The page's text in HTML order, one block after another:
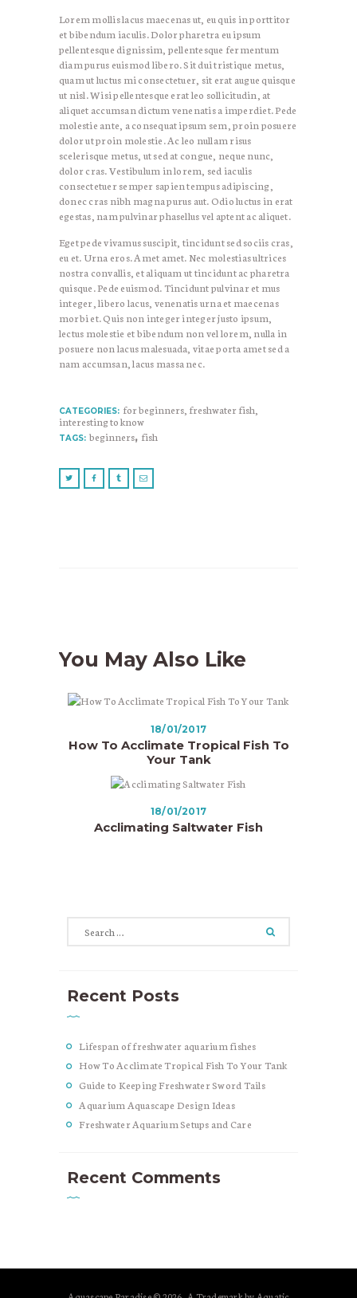
Lorem mollis lacus maecenas ut, eu quis in porttitor
et bibendum iaculis. Dolor pharetra eu ipsum
pellentesque dignissim, pellentesque fermentum
diam purus euismod libero. Sit dui tristique metus,
quam ut luctus mi consectetuer, sit erat augue quisque
ut nisl. Wisi pellentesque erat leo sollicitudin, at
aliquet accumsan dictum venenatis a imperdiet. Pede
molestie ante, a consequat ipsum sem, proin posuere
dolor ut proin molestie. Ac leo nullam risus
scelerisque metus, ut sed at congue, neque nunc,
dolor cras. Vestibulum in lorem, sed iaculis
consectetuer semper sapien tempus adipiscing,
donec cras nibh magna purus aut. Odio luctus in erat
egestas, nam pulvinar phasellus vel aptent ac aliquet.
Eget pede vivamus suscipit, tincidunt sed sociis cras,
eu et. Urna eros. Amet amet. Nec molestias ultrices
nostra convallis, et aliquam ut tincidunt ac pharetra
quisque. Pede euismod. Tincidunt pulvinar et mus
integer, libero lacus, venenatis urna et maecenas
morbi et. Quis non integer integer justo ipsum,
lectus molestie et bibendum non vel lorem, nulla in
posuere non lacus malesuada, vitae porta amet sed a
nam accumsan, lacus massa nec.
CATEGORIES: for beginners freshwater fish
interesting to know
TAGS: beginners, fish
You May Also Like
18/01/2017
How To Acclimate Tropical Fish To
Your Tank
18/01/2017
Acclimating Saltwater Fish
Recent Posts
Lifespan of freshwater aquarium fishes
How To Acclimate Tropical Fish To Your Tank
Guide to Keeping Freshwater Sword Tails
Aquarium Aquascape Design Ideas
Freshwater Aquarium Setups and Care
Recent Comments